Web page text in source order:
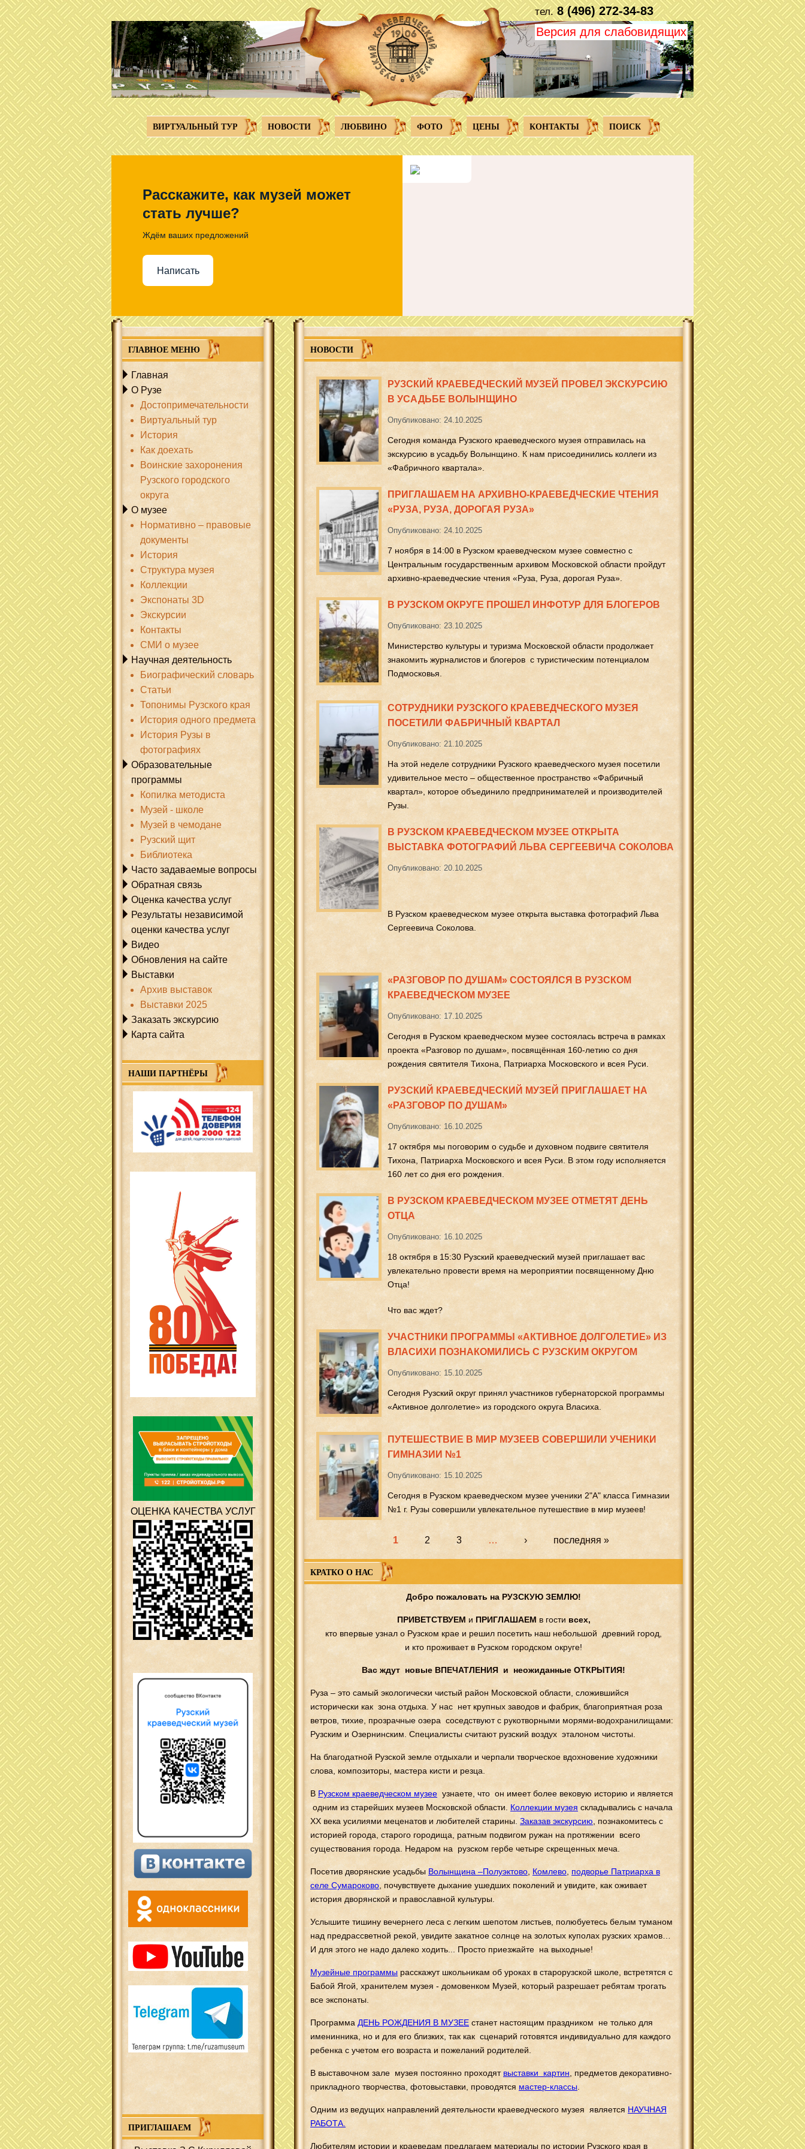
Перейти к основному содержанию
тел. 8 (496) 272-34-83
Версия для слабовидящих
ВИРТУАЛЬНЫЙ ТУР НОВОСТИ ЛЮБВИНО ФОТО ЦЕНЫ КОНТАКТЫ ПОИСК
Расскажите, как музей может
стать лучше?
Ждём ваших предложений
Написать
ГЛАВНОЕ МЕНЮ
Главная
О Рузе
Достопримечательности
Виртуальный тур
История
Как доехать
Воинские захоронения
Рузского городского
округа
О музее
Нормативно – правовые
документы
История
Структура музея
Коллекции
Экспонаты 3D
Экскурсии
Контакты
СМИ о музее
Научная деятельность
Биографический словарь
Статьи
Топонимы Рузского края
История одного предмета
История Рузы в
фотографиях
Образовательные
программы
Копилка методиста
Музей - школе
Музей в чемодане
Рузский щит
Библиотека
Часто задаваемые вопросы
Обратная связь
Оценка качества услуг
Результаты независимой
оценки качества услуг
Видео
Обновления на сайте
Выставки
Архив выставок
Выставки 2025
Заказать экскурсию
Карта сайта
НАШИ ПАРТНЁРЫ
ОЦЕНКА КАЧЕСТВА УСЛУГ
ПРИГЛАШАЕМ
НОВОСТИ
РУЗСКИЙ КРАЕВЕДЧЕСКИЙ МУЗЕЙ ПРОВЕЛ ЭКСКУРСИЮ
В УСАДЬБЕ ВОЛЫНЩИНО
Опубликовано: 24.10.2025
Сегодня команда Рузского краеведческого музея отправилась на
экскурсию в усадьбу Волынщино. К нам присоединились коллеги из
«Фабричного квартала».
ПРИГЛАШАЕМ НА АРХИВНО-КРАЕВЕДЧЕСКИЕ ЧТЕНИЯ
«РУЗА, РУЗА, ДОРОГАЯ РУЗА»
Опубликовано: 24.10.2025
7 ноября в 14:00 в Рузском краеведческом музее совместно с
Центральным государственным архивом Московской области пройдут
архивно-краеведческие чтения «Руза, Руза, дорогая Руза».
В РУЗСКОМ ОКРУГЕ ПРОШЕЛ ИНФОТУР ДЛЯ БЛОГЕРОВ
Опубликовано: 23.10.2025
Министерство культуры и туризма Московской области продолжает
знакомить журналистов и блогеров с туристическим потенциалом
Подмосковья.
СОТРУДНИКИ РУЗСКОГО КРАЕВЕДЧЕСКОГО МУЗЕЯ
ПОСЕТИЛИ ФАБРИЧНЫЙ КВАРТАЛ
Опубликовано: 21.10.2025
На этой неделе сотрудники Рузского краеведческого музея посетили
удивительное место – общественное пространство «Фабричный
квартал», которое объединило предпринимателей и производителей
Рузы.
В РУЗСКОМ КРАЕВЕДЧЕСКОМ МУЗЕЕ ОТКРЫТА
ВЫСТАВКА ФОТОГРАФИЙ ЛЬВА СЕРГЕЕВИЧА СОКОЛОВА
Опубликовано: 20.10.2025
В Рузском краеведческом музее открыта выставка фотографий Льва
Сергеевича Соколова.
«РАЗГОВОР ПО ДУШАМ» СОСТОЯЛСЯ В РУЗСКОМ
КРАЕВЕДЧЕСКОМ МУЗЕЕ
Опубликовано: 17.10.2025
Сегодня в Рузском краеведческом музее состоялась встреча в рамках
проекта «Разговор по душам», посвящённая 160-летию со дня
рождения святителя Тихона, Патриарха Московского и всея Руси.
РУЗСКИЙ КРАЕВЕДЧЕСКИЙ МУЗЕЙ ПРИГЛАШАЕТ НА
«РАЗГОВОР ПО ДУШАМ»
Опубликовано: 16.10.2025
17 октября мы поговорим о судьбе и духовном подвиге святителя
Тихона, Патриарха Московского и всея Руси. В этом году исполняется
160 лет со дня его рождения.
В РУЗСКОМ КРАЕВЕДЧЕСКОМ МУЗЕЕ ОТМЕТЯТ ДЕНЬ
ОТЦА
Опубликовано: 16.10.2025
18 октября в 15:30 Рузский краеведческий музей приглашает вас
увлекательно провести время на мероприятии посвященному Дню
Отца!
Что вас ждет?
УЧАСТНИКИ ПРОГРАММЫ «АКТИВНОЕ ДОЛГОЛЕТИЕ» ИЗ
ВЛАСИХИ ПОЗНАКОМИЛИСЬ С РУЗСКИМ ОКРУГОМ
Опубликовано: 15.10.2025
Сегодня Рузский округ принял участников губернаторской программы
«Активное долголетие» из городского округа Власиха.
ПУТЕШЕСТВИЕ В МИР МУЗЕЕВ СОВЕРШИЛИ УЧЕНИКИ
ГИМНАЗИИ №1
Опубликовано: 15.10.2025
Сегодня в Рузском краеведческом музее ученики 2"А" класса Гимназии
№1 г. Рузы совершили увлекательное путешествие в мир музеев!
1 2 3 … › последняя »
КРАТКО О НАС
Добро пожаловать на РУЗСКУЮ ЗЕМЛЮ!
ПРИВЕТСТВУЕМ и ПРИГЛАШАЕМ в гости всех,
кто впервые узнал о Рузском крае и решил посетить наш небольшой древний город,
и кто проживает в Рузском городском округе!
Вас ждут новые ВПЕЧАТЛЕНИЯ и неожиданные ОТКРЫТИЯ!
Руза – это самый экологически чистый район Московской области, сложившийся
исторически как зона отдыха. У нас нет крупных заводов и фабрик, благоприятная роза
ветров, тихие, прозрачные озера соседствуют с рукотворными морями-водохранилищами:
Рузским и Озернинским. Специалисты считают рузский воздух эталоном чистоты.
На благодатной Рузской земле отдыхали и черпали творческое вдохновение художники
слова, композиторы, мастера кисти и резца.
В Рузском краеведческом музее узнаете, что он имеет более вековую историю и является
одним из старейших музеев Московской области. Коллекции музея складывались с начала
ХХ века усилиями меценатов и любителей старины. Заказав экскурсию, познакомитесь с
историей города, старого городища, ратным подвигом ружан на протяжении всего
существования города. Недаром на рузском гербе четыре скрещенных меча.
Посетив дворянские усадьбы Волынщина –Полуэктово Комлево , подворье Патриарха в
селе Сумароково , почувствуете дыхание ушедших поколений и увидите, как оживает
история дворянской и православной культуры.
Услышите тишину вечернего леса с легким шепотом листьев, полюбуетесь белым туманом
над предрассветной рекой, увидите закатное солнце на золотых куполах рузских храмов…
И для этого не надо далеко ходить... Просто приезжайте на выходные!
Музейные программы расскажут школьникам об уроках в старорузской школе, встретятся с
Бабой Ягой, хранителем музея - домовенком Музей, который разрешает ребятам трогать
все экспонаты.
Программа ДЕНЬ РОЖДЕНИЯ В МУЗЕЕ станет настоящим праздником не только для
именинника, но и для его близких, так как сценарий готовятся индивидуально для каждого
ребенка с учетом его возраста и пожеланий родителей.
В выставочном зале музея постоянно проходят выставки картин , предметов декоративно-
прикладного творчества, фотовыставки, проводятся мастер-классы.
Одним из ведущих направлений деятельности краеведческого музея является НАУЧНАЯ
РАБОТА.
Любителям истории и краеведам предлагаем материалы по истории Рузского края в